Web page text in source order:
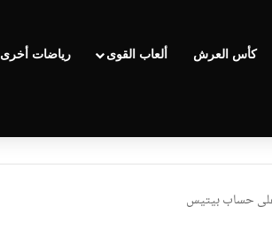
كأس العرش ألعاب القوى رياضات أخرى
على حساب بيتيس